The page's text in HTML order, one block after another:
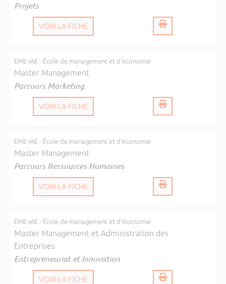
Projets
VOIR LA FICHE
EME-IAE - École de management et d'économie
Master Management
Parcours Marketing
VOIR LA FICHE
EME-IAE - École de management et d'économie
Master Management
Parcours Ressources Humaines
VOIR LA FICHE
EME-IAE - École de management et d'économie
Master Management et Administration des
Entreprises
Entrepreneuriat et Innovation
VOIR LA FICHE